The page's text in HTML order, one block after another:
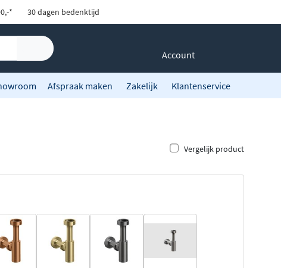
* 30 dagen bedenktijd
Account
Afspraak maken Zakelijk Klantenservice
Vergelijk product